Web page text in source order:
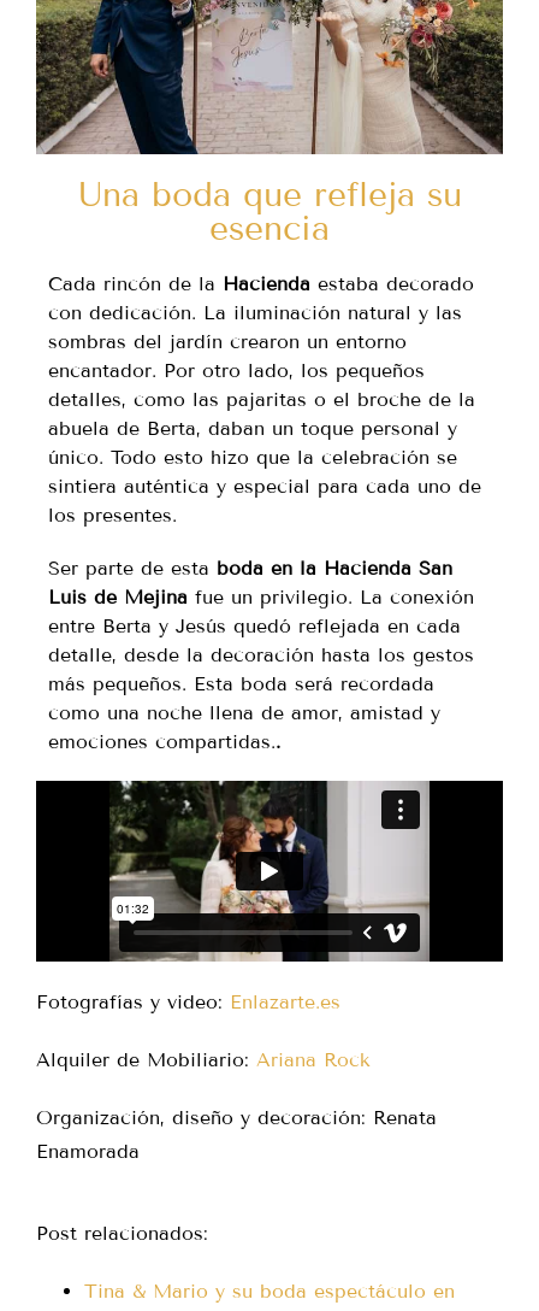
Una boda que refleja su
esencia
Cada rincón de la Hacienda estaba decorado
con dedicación. La iluminación natural y las
sombras del jardín crearon un entorno
encantador. Por otro lado, los pequeños
detalles, como las pajaritas o el broche de la
abuela de Berta, daban un toque personal y
único. Todo esto hizo que la celebración se
sintiera auténtica y especial para cada uno de
los presentes.
Ser parte de esta boda en la Hacienda San
Luis de Mejina fue un privilegio. La conexión
entre Berta y Jesús quedó reflejada en cada
detalle, desde la decoración hasta los gestos
más pequeños. Esta boda será recordada
como una noche llena de amor, amistad y
emociones compartidas..
Fotografías y video: Enlazarte.es
Alquiler de Mobiliario: Ariana Rock
Organización, diseño y decoración: Renata
Enamorada
Post relacionados:
Tina & Mario y su boda espectáculo en